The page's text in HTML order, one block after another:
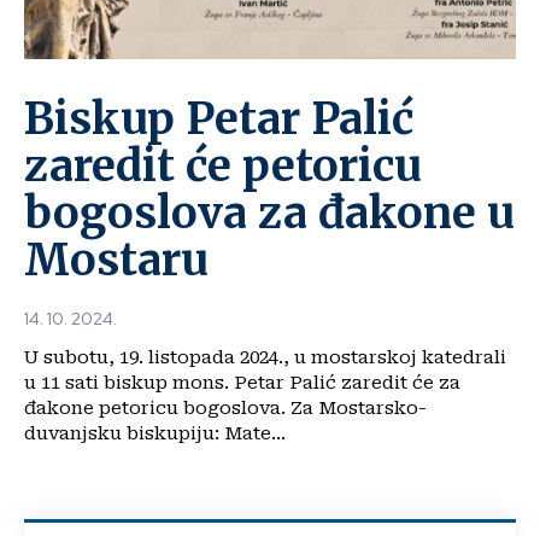
Biskup Petar Palić
zaredit će petoricu
bogoslova za đakone u
Mostaru
14. 10. 2024.
U subotu, 19. listopada 2024., u mostarskoj katedrali
u 11 sati biskup mons. Petar Palić zaredit će za
đakone petoricu bogoslova. Za Mostarsko-
duvanjsku biskupiju: Mate...